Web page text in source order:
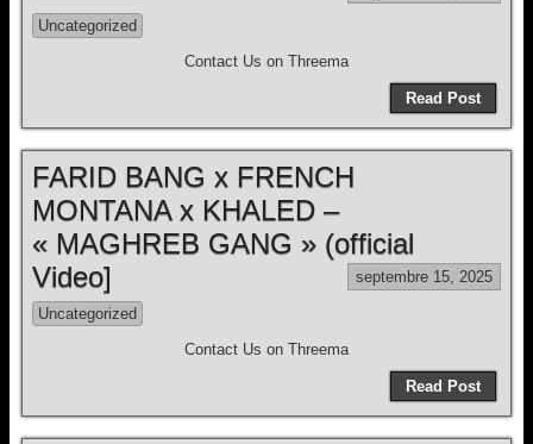
Uncategorized
Contact Us on Threema
Read Post
FARID BANG x FRENCH
MONTANA x KHALED –
« MAGHREB GANG » (official
Video]
septembre 15, 2025
Uncategorized
Contact Us on Threema
Read Post